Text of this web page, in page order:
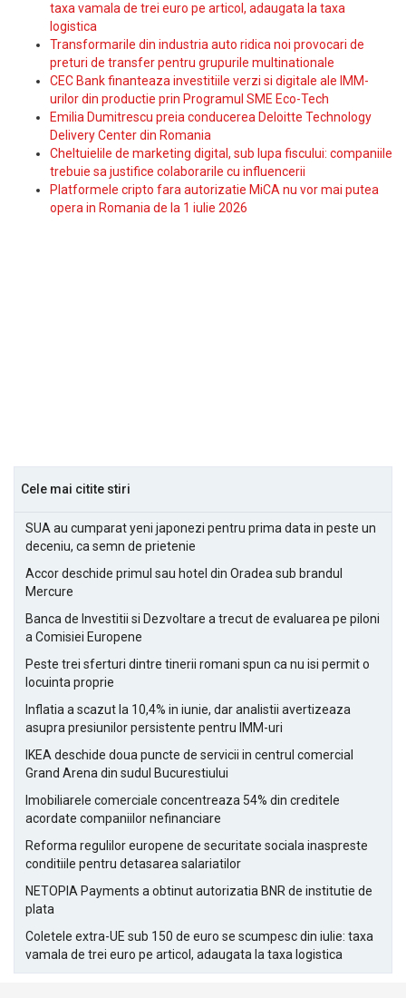
taxa vamala de trei euro pe articol, adaugata la taxa
logistica
Transformarile din industria auto ridica noi provocari de
preturi de transfer pentru grupurile multinationale
CEC Bank finanteaza investitiile verzi si digitale ale IMM-
urilor din productie prin Programul SME Eco-Tech
Emilia Dumitrescu preia conducerea Deloitte Technology
Delivery Center din Romania
Cheltuielile de marketing digital, sub lupa fiscului: companiile
trebuie sa justifice colaborarile cu influencerii
Platformele cripto fara autorizatie MiCA nu vor mai putea
opera in Romania de la 1 iulie 2026
Cele mai citite stiri
SUA au cumparat yeni japonezi pentru prima data in peste un
deceniu, ca semn de prietenie
Accor deschide primul sau hotel din Oradea sub brandul
Mercure
Banca de Investitii si Dezvoltare a trecut de evaluarea pe piloni
a Comisiei Europene
Peste trei sferturi dintre tinerii romani spun ca nu isi permit o
locuinta proprie
Inflatia a scazut la 10,4% in iunie, dar analistii avertizeaza
asupra presiunilor persistente pentru IMM-uri
IKEA deschide doua puncte de servicii in centrul comercial
Grand Arena din sudul Bucurestiului
Imobiliarele comerciale concentreaza 54% din creditele
acordate companiilor nefinanciare
Reforma regulilor europene de securitate sociala inaspreste
conditiile pentru detasarea salariatilor
NETOPIA Payments a obtinut autorizatia BNR de institutie de
plata
Coletele extra-UE sub 150 de euro se scumpesc din iulie: taxa
vamala de trei euro pe articol, adaugata la taxa logistica